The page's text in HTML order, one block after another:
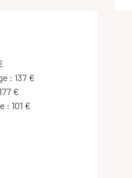
: 137 €
€
: 101 €